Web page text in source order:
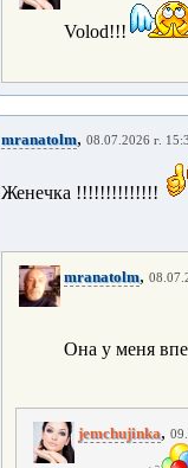
Volod!!!
mranatolm, 08.07.2026 г.
Женечка !!!!!!!!!!!!!!
mranatolm,
Она у меня
jemchujinka,